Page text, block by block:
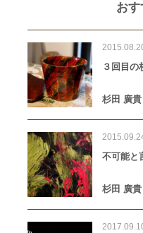
お
３回目の
杉田 廣貴
不可能と
杉田 廣貴